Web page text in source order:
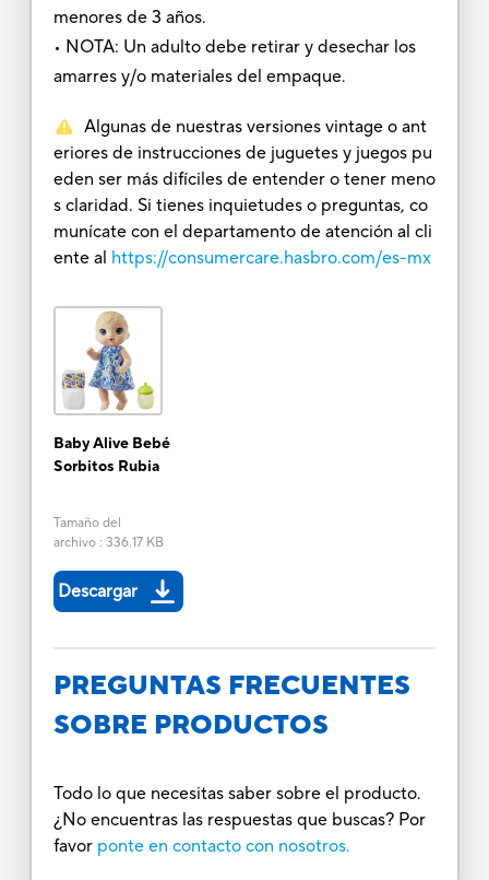
menores de 3 años.
• NOTA: Un adulto debe retirar y desechar los
amarres y/o materiales del empaque.
Algunas de nuestras versiones vintage o ant
eriores de instrucciones de juguetes y juegos pu
eden ser más difíciles de entender o tener meno
s claridad. Si tienes inquietudes o preguntas, co
munícate con el departamento de atención al cli
ente al https://consumercare.hasbro.com/es-mx
Baby Alive Bebé
Sorbitos Rubia
Tamaño del
archivo: 336.17 KB
Descargar
PREGUNTAS FRECUENTES
SOBRE PRODUCTOS
Todo lo que necesitas saber sobre el producto.
¿No encuentras las respuestas que buscas? Por
favor ponte en contacto con nosotros.